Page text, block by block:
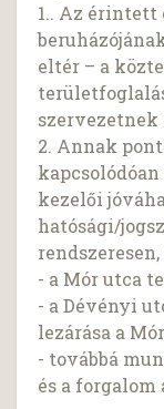
1.. Az
eltér – a
szervezetnek
2. Annak
kezelői
hatósági/
- a Mór utca
- a Dévényi
lezárása a
- továbbá
és a forgalom